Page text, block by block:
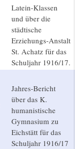
Latein-Klassen
und über die
städtische
Erziehungs-Anstalt
St. Achatz für das
Schuljahr 1916/17.
Jahres-Bericht
über das K.
humanistische
Gymnasium zu
Eichstätt für das
Schuljahr 1916/17